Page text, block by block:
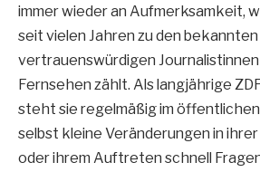
immer wieder an Aufmerksamkeit,
seit vielen Jahren zu den bekannten
vertrauenswürdigen
Fernsehen zählt. Als langjährige
steht sie regelmäßig im
selbst kleine Veränderungen in
oder ihrem Auftreten schnell